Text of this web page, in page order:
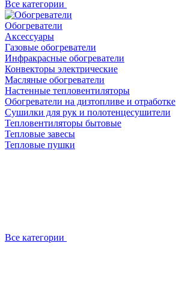
Все категории
Обогреватели
Аксессуары
Газовые обогреватели
Инфракрасные обогреватели
Конвекторы электрические
Масляные обогреватели
Настенные тепловентиляторы
Обогреватели на дизтопливе и отработке
Сушилки для рук и полотенцесушители
Тепловентиляторы бытовые
Тепловые завесы
Тепловые пушки
Все категории